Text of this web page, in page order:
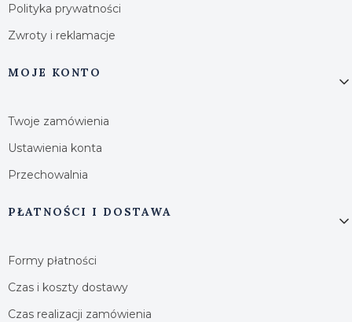
Polityka prywatności
Zwroty i reklamacje
MOJE KONTO
Twoje zamówienia
Ustawienia konta
Przechowalnia
PŁATNOŚCI I DOSTAWA
Formy płatności
Czas i koszty dostawy
Czas realizacji zamówienia